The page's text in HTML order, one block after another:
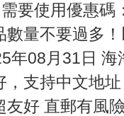
要使用優惠碼
數量不要過多
年08月31日 海
，支持中文地
友好 直郵有風